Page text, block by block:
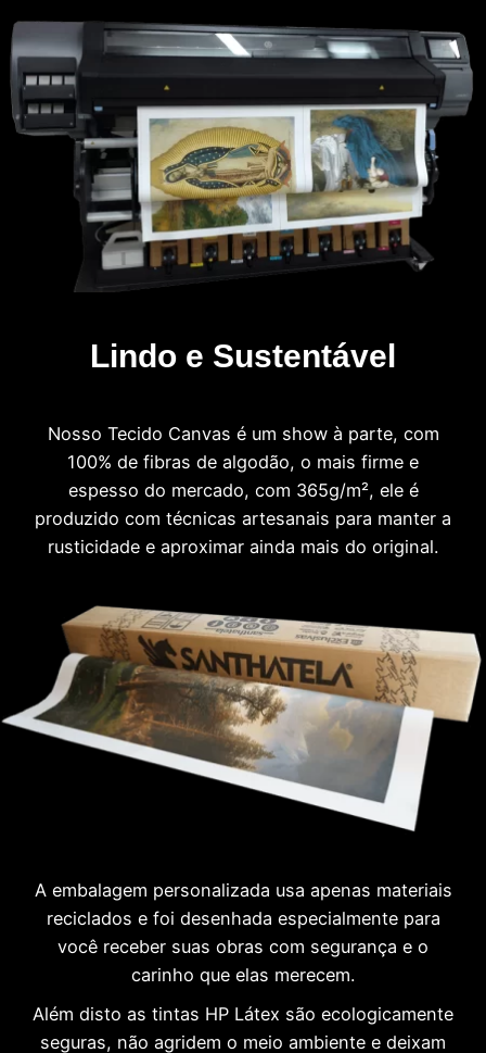
Lindo e Sustentável
Nosso Tecido Canvas é um show à parte, com
100% de fibras de algodão, o mais firme e
espesso do mercado, com 365g/m², ele é
produzido com técnicas artesanais para manter a
rusticidade e aproximar ainda mais do original.
A embalagem personalizada usa apenas materiais
reciclados e foi desenhada especialmente para
você receber suas obras com segurança e o
carinho que elas merecem.
Além disto as tintas HP Látex são ecologicamente
seguras, não agridem o meio ambiente e deixam